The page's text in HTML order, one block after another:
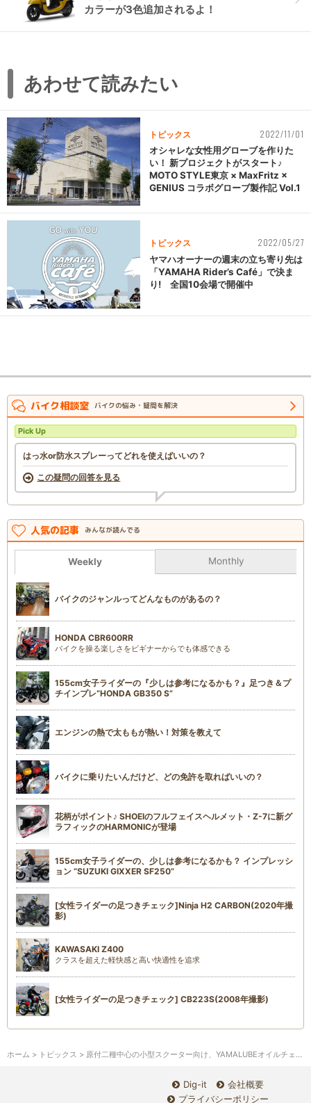
カラーが3色追加されるよ！
あわせて読みたい
トピックス 2022/11/01
オシャレな女性用グローブを作りた
い！ 新プロジェクトがスタート♪
MOTO STYLE東京 × MaxFritz ×
GENIUS コラボグローブ製作記 Vol.1
トピックス 2022/05/27
ヤマハオーナーの週末の立ち寄り先は
「YAMAHA Rider’s Café」で決ま
り! 全国10会場で開催中
バイク相談室 バイクの悩み・疑問を解決
Pick Up
はっ水or防水スプレーってどれを使えばいいの？
この疑問の回答を見る
人気の記事 みんなが読んでる
Weekly Monthly
バイクのジャンルってどんなものがあるの？
HONDA CBR600RR
バイクを操る楽しさをビギナーからでも体感できる
155cm女子ライダーの『少しは参考になるかも？』足つき＆プ
チインプレ“HONDA GB350 S”
エンジンの熱で太ももが熱い！対策を教えて
バイクに乗りたいんだけど、どの免許を取ればいいの？
花柄がポイント♪ SHOEIのフルフェイスヘルメット・Z-7に新グ
ラフィックのHARMONICが登場
155cm女子ライダーの、少しは参考になるかも？ インプレッシ
ョン “SUZUKI GIXXER SF250”
[女性ライダーの足つきチェック]Ninja H2 CARBON(2020年撮
影)
KAWASAKI Z400
クラスを超えた軽快感と高い快適性を追求
[女性ライダーの足つきチェック] CB223S(2008年撮影)
ホーム > トピックス > 原付二種中心の小型スクーター向け、YAMALUBEオイルチェンジキット登場！
Dig-it
会社概要
プライバシーポリシー